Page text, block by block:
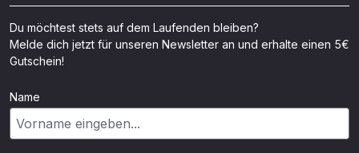
Du möchtest stets auf dem Laufenden bleiben?
Melde dich jetzt für unseren Newsletter an und erhalte einen 5€
Gutschein!
Name